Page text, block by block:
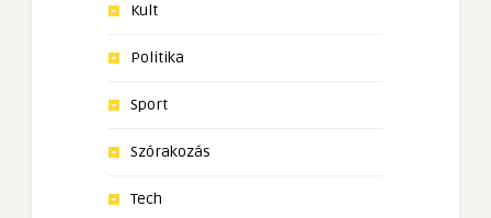
Kult
Politika
Sport
Szórakozás
Tech